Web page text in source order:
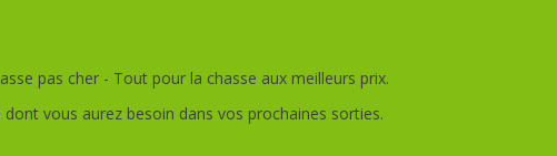
pas cher - Tout pour la chasse aux meilleurs prix.
vous aurez besoin dans vos prochaines sorties.